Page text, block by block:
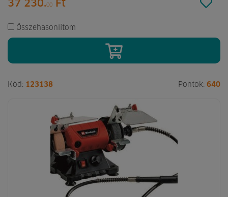
37 230.00 Ft
Összehasonlítom
Kód: 123138 Pontok: 640